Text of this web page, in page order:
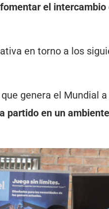
fomentar el
en torno a los
genera el Mundial
partido en un